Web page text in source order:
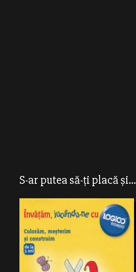
S-ar putea să-ți placă și...